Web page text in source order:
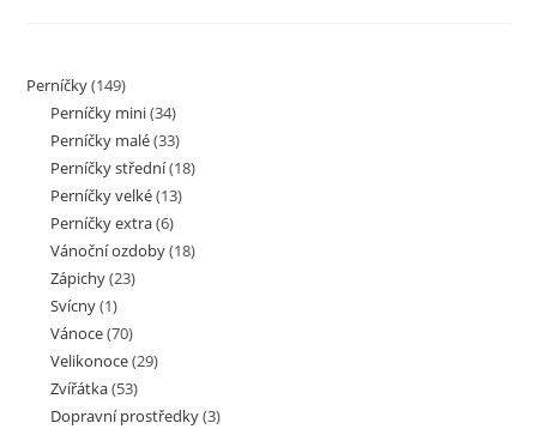
Perníčky(149)
Perníčky mini(34)
Perníčky malé(33)
Perníčky střední(18)
Perníčky velké(13)
Perníčky extra(6)
Vánoční ozdoby(18)
Zápichy(23)
Svícny(1)
Vánoce(70)
Velikonoce(29)
Zvířátka(53)
Dopravní prostředky(3)